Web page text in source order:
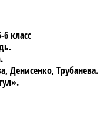
класс
Денисенко, Трубанева